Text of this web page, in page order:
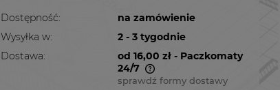
Dostępność:
na zamówienie
Wysyłka w:
2 - 3 tygodnie
Dostawa:
od 16,00 zł - Paczkomaty
24/7
sprawdź formy dostawy